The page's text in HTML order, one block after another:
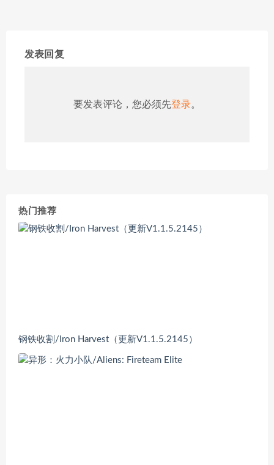
发表回复
要发表评论，您必须先登录。
热门推荐
钢铁收割/Iron Harvest（更新V1.1.5.2145）